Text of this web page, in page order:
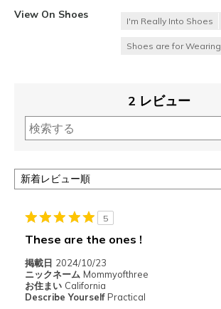
View On Shoes
I'm Really Into Shoes
Shoes are for Wearing
2 レビュー
5
These are the ones !
掲載日 2024/10/23
ニックネーム Mommyofthree
お住まい California
Describe Yourself Practical